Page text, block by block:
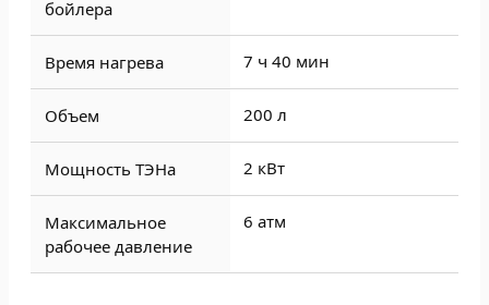
бойлера
Время нагрева 7 ч 40 мин
Объем 200 л
Мощность ТЭНа 2 кВт
Максимальное
рабочее давление
6 атм